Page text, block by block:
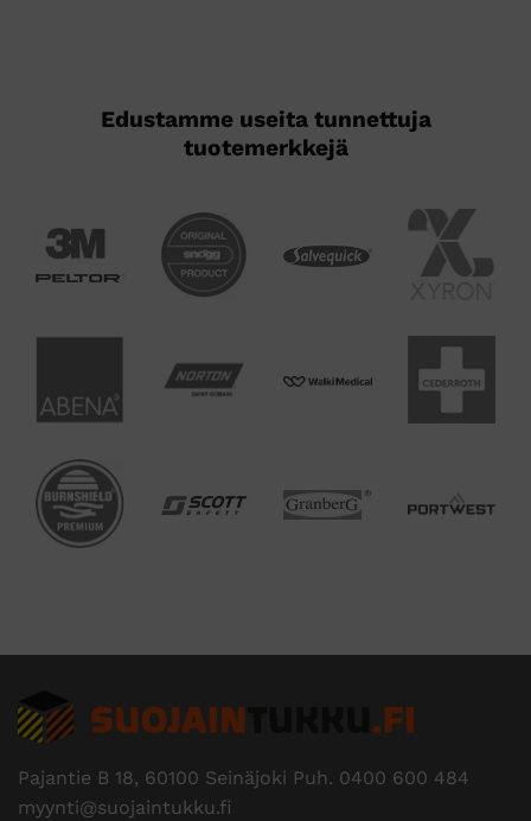
Edustamme useita tunnettuja
tuotemerkkejä
Pajantie B 18, 60100 Seinäjoki Puh. 0400 600 484
myynti@suojaintukku.fi